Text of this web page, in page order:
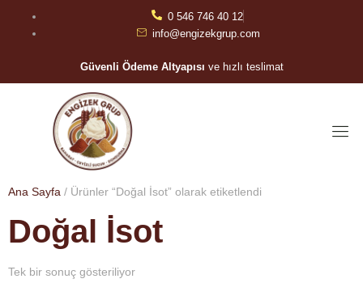
0 546 746 40 12
info@engizekgrup.com
Güvenli Ödeme Altyapısı ve hızlı teslimat
Ana Sayfa / Ürünler “Doğal İsot” olarak etiketlendi
Doğal İsot
Tek bir sonuç gösteriliyor